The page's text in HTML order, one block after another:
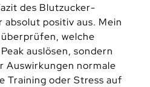
des Blutzucker-
absolut positiv aus. Mein
welche
auslösen, sondern
Auswirkungen normale
Training oder Stress auf